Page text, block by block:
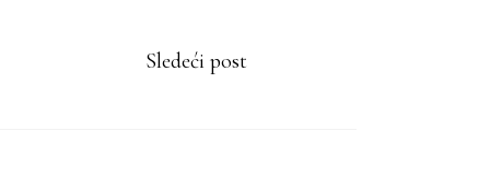
Sledeći post